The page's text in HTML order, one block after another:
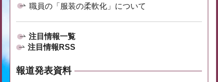
職員の「服装の柔軟化」について
注目情報一覧
注目情報RSS
報道発表資料